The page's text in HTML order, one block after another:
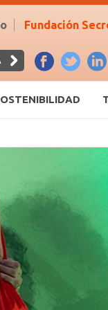
Fundación